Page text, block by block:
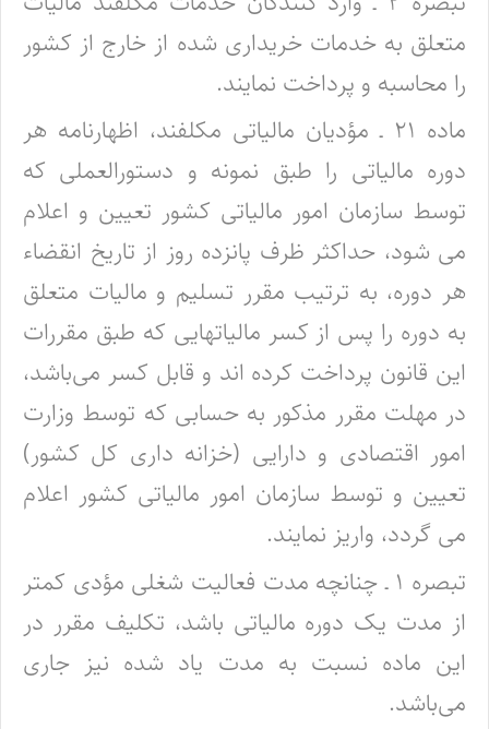
متعلق به خدمات خریداری شده از خارج از کشور
را محاسبه و پرداخت نمایند.
ماده ۲۱ ـ مؤدیان مالیاتی مکلفند، اظهارنامه هر
دوره مالیاتی را طبق نمونه و دستورالعملی که
توسط سازمان امور مالیاتی کشور تعیین و اعلام
می شود، حداکثر ظرف پانزده روز از تاریخ انقضاء
هر دوره، به ترتیب مقرر تسلیم و مالیات متعلق
به دوره را پس از کسر مالیاتهایی که طبق مقررات
این قانون پرداخت کرده اند و قابل کسر می‌باشد،
در مهلت مقرر مذکور به حسابی که توسط وزارت
امور اقتصادی و دارایی (خزانه داری کل کشور)
تعیین و توسط سازمان امور مالیاتی کشور اعلام
می گردد، واریز نمایند.
تبصره ۱ ـ چنانچه مدت فعالیت شغلی مؤدی کمتر
از مدت یک دوره مالیاتی باشد، تکلیف مقرر در
این ماده نسبت به مدت یاد شده نیز جاری
می‌باشد.